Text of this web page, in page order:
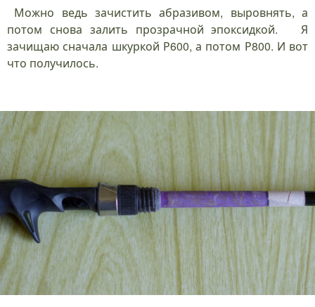
Можно ведь зачистить абразивом, выровнять, а
потом снова залить прозрачной эпоксидкой. Я
зачищаю сначала шкуркой Р600, а потом Р800. И вот
что получилось.